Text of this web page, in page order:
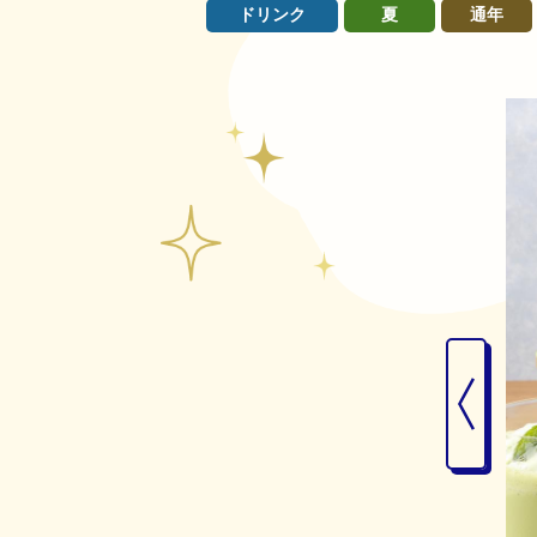
ドリンク 夏 通年